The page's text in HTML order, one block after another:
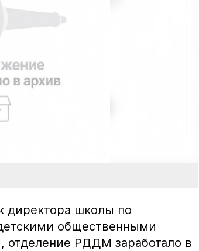
директора школы по
общественными
отделение РДДМ заработало в